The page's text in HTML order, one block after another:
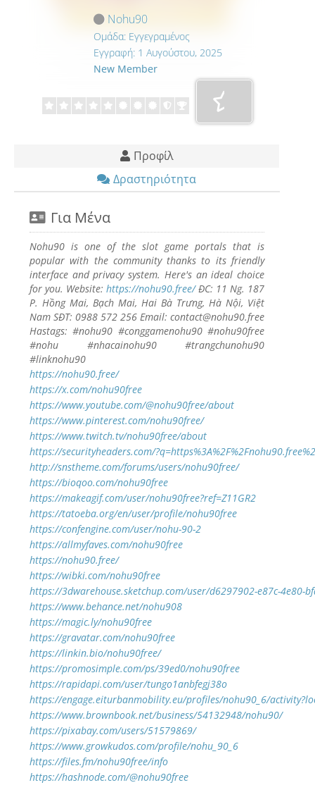
Nohu90
Ομάδα: Εγγεγραμένος
Εγγραφή: 1 Αυγούστου, 2025
New Member
Προφίλ
Δραστηριότητα
Για Μένα
Nohu90 is one of the slot game portals that is
popular with the community thanks to its friendly
interface and privacy system. Here's an ideal choice
for you. Website: https://nohu90.free/ĐC: 11 Ng. 187
P. Hồng Mai, Bạch Mai, Hai Bà Trưng, Hà Nội, Việt
Nam SĐT: 0988 572 256 Email: contact@nohu90.free
Hastags: #nohu90 #conggamenohu90 #nohu90free
#nohu #nhacainohu90 #trangchunohu90
#linknohu90
https://nohu90.free/
https://x.com/nohu90free
https://www.youtube.com/@nohu90free/about
https://www.pinterest.com/nohu90free/
https://www.twitch.tv/nohu90free/about
https://securityheaders.com/
http://snstheme.com/forums/users/nohu90free/
https://bioqoo.com/nohu90free
https://makeagif.com/user/nohu90free?ref=Z11GR2
https://tatoeba.org/en/user/profile/nohu90free
https://confengine.com/user/nohu-90-2
https://allmyfaves.com/nohu90free
https://nohu90.free/
https://wibki.com/nohu90free
https://3dwarehouse.sketchup.com/user/d6297902-e87c-4e80-
https://www.behance.net/nohu908
https://magic.ly/nohu90free
https://gravatar.com/nohu90free
https://linkin.bio/nohu90free/
https://promosimple.com/ps/39ed0/nohu90free
https://rapidapi.com/user/tungo1anbfegj38o
https://engage.eiturbanmobility.eu/profiles/nohu90_6/
https://www.brownbook.net/business/54132948/nohu90/
https://pixabay.com/users/51579869/
https://www.growkudos.com/profile/nohu_90_6
https://files.fm/nohu90free/info
https://hashnode.com/@nohu90free